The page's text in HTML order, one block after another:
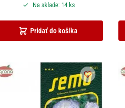
Pridať do košíka
Na sklade: 14 ks